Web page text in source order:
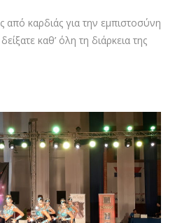
από καρδιάς για την εμπιστοσύνη
καθ’ όλη τη διάρκεια της